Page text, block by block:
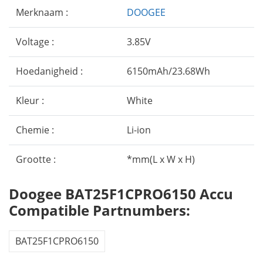
Merknaam : DOOGEE
Voltage : 3.85V
Hoedanigheid : 6150mAh/23.68Wh
Kleur : White
Chemie : Li-ion
Grootte : *mm(L x W x H)
Doogee BAT25F1CPRO6150 Accu
Compatible Partnumbers:
BAT25F1CPRO6150